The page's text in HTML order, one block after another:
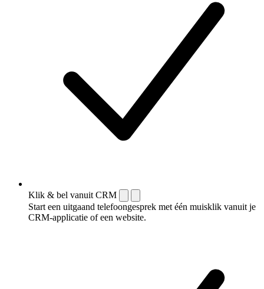
Klik & bel vanuit CRM
Start een uitgaand telefoongesprek met één muisklik vanuit je
CRM-applicatie of een website.